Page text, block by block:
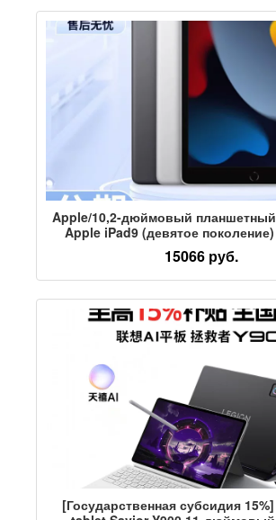
Apple/10,2-дюймовый
Apple iPad9 (девятое
выпуска, обучающий iPad
15066 руб.
[Государственная субсидия